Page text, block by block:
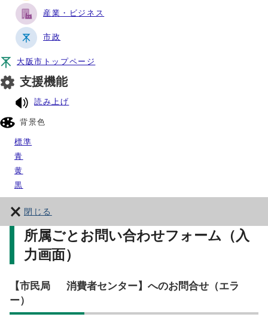
産業・ビジネス
市政
大阪市トップページ
支援機能
読み上げ
背景色
標準
青
黄
黒
閉じる
所属ごとお問い合わせフォーム（入
力画面）
【市民局 消費者センター】へのお問合せ（エラ
ー）